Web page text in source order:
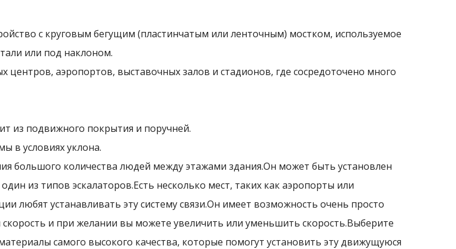
с круговым бегущим (пластинчатым или ленточным) мостком, используемое
или под наклоном.
аэропортов, выставочных залов и стадионов, где сосредоточено много
из подвижного покрытия и поручней.
в условиях уклона.
большого количества людей между этажами здания.Он может быть установлен
из типов эскалаторов.Есть несколько мест, таких как аэропорты или
любят устанавливать эту систему связи.Он имеет возможность очень просто
и при желании вы можете увеличить или уменьшить скорость.Выберите
самого высокого качества, которые помогут установить эту движущуюся